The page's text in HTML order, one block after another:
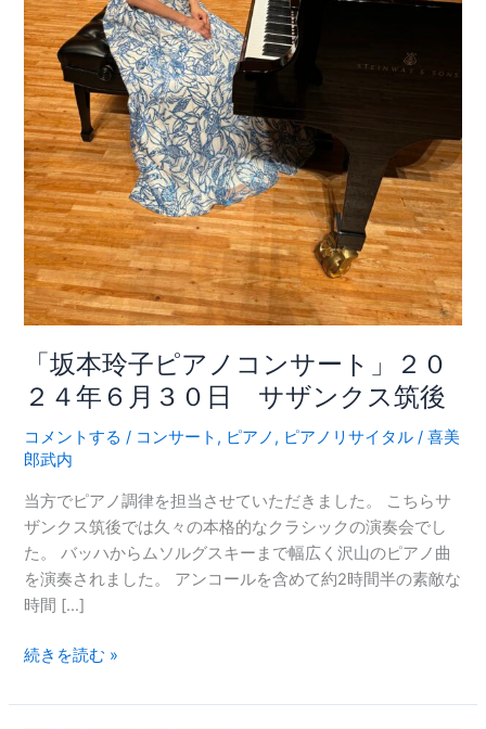
「坂本玲子ピアノコンサート」２０
２４年６月３０日 サザンクス筑後
コメントする / コンサート , ピアノ , ピアノリサイタル /喜美
郎武内
当方でピアノ調律を担当させていただきました。 こちらサ
ザンクス筑後では久々の本格的なクラシックの演奏会でし
た。 バッハからムソルグスキーまで幅広く沢山のピアノ曲
を演奏されました。 アンコールを含めて約2時間半の素敵な
時間 […]
ー
ト」
２
０
２
４
年
６
月
３
０
日
サ
ザ
ク
ス
筑
続きを読む »